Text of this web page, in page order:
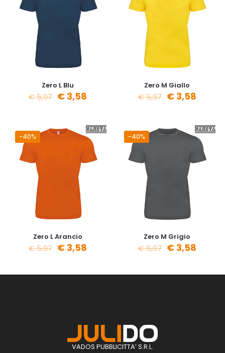
Zero L Blu
€5,97 € 3,58
Zero M Giallo
€5,97 €3,58
-40%
Zero L Arancio
€5,97 € 3,58
-40%
Zero M Grigio
€5,97 €3,58
VADOS PUBBLICITTA’ S.R.L.